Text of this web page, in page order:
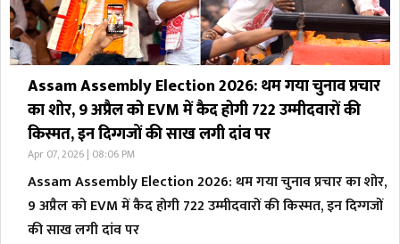
Assam Assembly Election 2026: थम गया चुनाव प्रचार
का शोर, 9 अप्रैल को EVM में कैद होगी 722 उम्मीदवारों की
किस्मत, इन दिग्गजों की साख लगी दांव पर
Apr 07, 2026 | 08:06 PM
Assam Assembly Election 2026: थम गया चुनाव प्रचार का शोर,
9 अप्रैल को EVM में कैद होगी 722 उम्मीदवारों की किस्मत, इन दिग्गजों
की साख लगी दांव पर